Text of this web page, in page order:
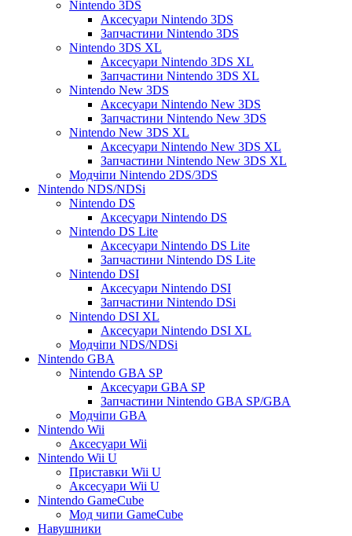
Nintendo 3DS
Аксесуари Nintendo 3DS
Запчастини Nintendo 3DS
Nintendo 3DS XL
Аксесуари Nintendo 3DS XL
Запчастини Nintendo 3DS XL
Nintendo New 3DS
Аксесуари Nintendo New 3DS
Запчастини Nintendo New 3DS
Nintendo New 3DS XL
Аксесуари Nintendo New 3DS XL
Запчастини Nintendo New 3DS XL
Модчіпи Nintendo 2DS/3DS
Nintendo NDS/NDSi
Nintendo DS
Аксесуари Nintendo DS
Nintendo DS Lite
Аксесуари Nintendo DS Lite
Запчастини Nintendo DS Lite
Nintendo DSI
Аксесуари Nintendo DSI
Запчастини Nintendo DSi
Nintendo DSI XL
Аксесуари Nintendo DSI XL
Модчіпи NDS/NDSi
Nintendo GBA
Nintendo GBA SP
Аксесуари GBA SP
Запчастини Nintendo GBA SP/GBA
Модчіпи GBA
Nintendo Wii
Аксесуари Wii
Nintendo Wii U
Приставки Wii U
Аксесуари Wii U
Nintendo GameCube
Мод чипи GameCube
Навушники